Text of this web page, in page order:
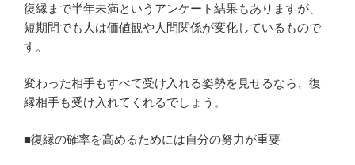
復縁まで半年未満というアンケート結果もありますが、
短期間でも人は価値観や人間関係が変化しているもので
す。
変わった相手もすべて受け入れる姿勢を見せるなら、復
縁相手も受け入れてくれるでしょう。
■復縁の確率を高めるためには自分の努力が重要